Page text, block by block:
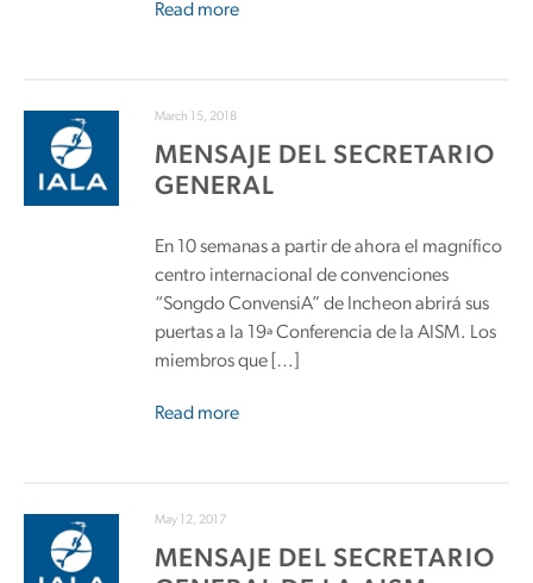
Read more
March 15, 2018
MENSAJE DEL SECRETARIO
GENERAL
En 10 semanas a partir de ahora el magnífico
centro internacional de convenciones
“Songdo ConvensiA” de Incheon abrirá sus
puertas a la 19ª Conferencia de la AISM. Los
miembros que […]
Read more
May 12, 2017
MENSAJE DEL SECRETARIO